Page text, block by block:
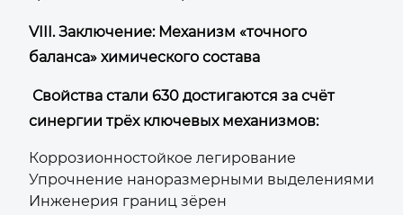
VIII. Заключение: Механизм «точного
баланса» химического состава
Свойства стали 630 достигаются за счёт
синергии трёх ключевых механизмов:
Коррозионностойкое легирование
Упрочнение наноразмерными выделениями
Инженерия границ зёрен